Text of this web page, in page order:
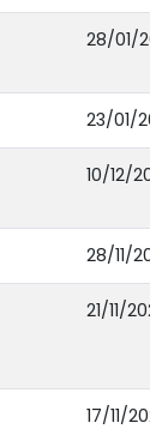
28/01/
23/01/
10/12/
28/11/
21/11/2025
17/11/